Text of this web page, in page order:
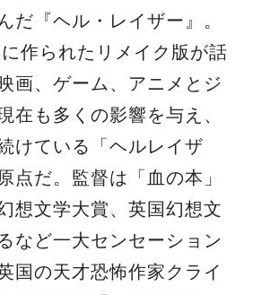
だ『ヘル・レイザー』。
作られたリメイク版が話
画、ゲーム、アニメとジ
在も多くの影響を与え、
けている「ヘルレイザ
点だ。監督は「血の本」
想文学大賞、英国幻想文
など一大センセーション
国の天才恐怖作家クライ